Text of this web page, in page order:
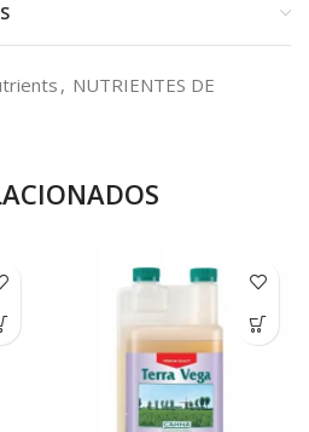
, NUTRIENTES DE